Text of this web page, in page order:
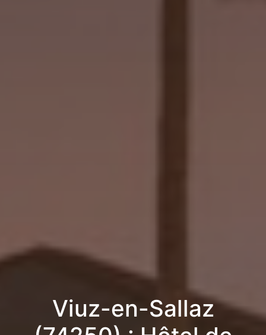
Viuz-en-Sallaz